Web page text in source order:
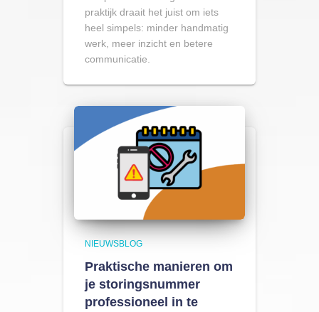
praktijk draait het juist om iets
heel simpels: minder handmatig
werk, meer inzicht en betere
communicatie.
NIEUWSBLOG
Praktische manieren om
je storingsnummer
professioneel in te